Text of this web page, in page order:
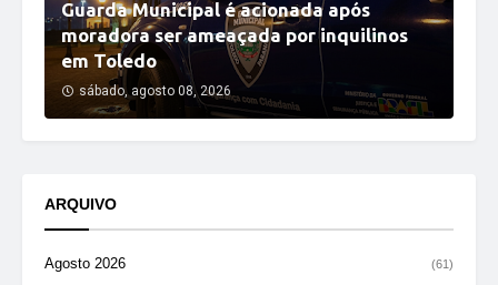
Guarda Municipal é acionada após
moradora ser ameaçada por inquilinos
em Toledo
sábado, agosto 08, 2026
ARQUIVO
Agosto 2026 (61)